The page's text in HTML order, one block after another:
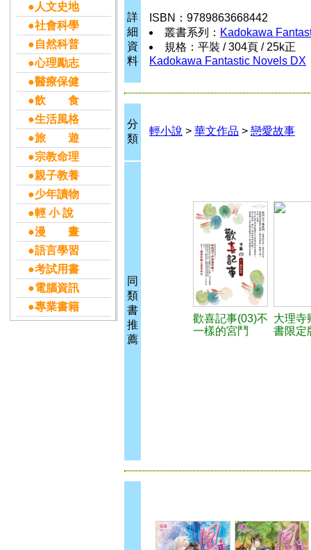
●人文史地
●社會科學
●自然科普
●心理勵志
●醫療保健
●飲 食
●生活風格
●旅 遊
●宗教命理
●親子教養
●少年讀物
●輕 小 說
●漫 畫
●語言學習
●考試用書
●電腦資訊
●專業書籍
詳
細
資
料
ISBN：9789863668442
叢書系列： Kadokawa
規格：平裝 / 304頁 / 25k正
Kadokawa Fantastic Novels DX
分
類
輕小說 > 華文作品 > 戀愛故事
同
類
書
推
薦
歡喜記事(03)不
一樣的宮鬥
大理寺
書限定